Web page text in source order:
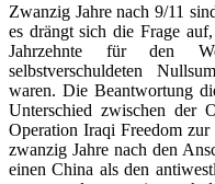
Zwanzig Jahre nach 9/11
es drängt sich die Frage
Jahrzehnte für den
selbstverschuldeten
waren. Die Beantwortung
Unterschied zwischen der
Operation Iraqi Freedom zur
zwanzig Jahre nach den
einen China als den